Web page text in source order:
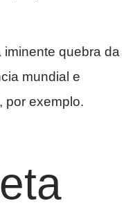
iminente quebra da
mundial e
por exemplo.